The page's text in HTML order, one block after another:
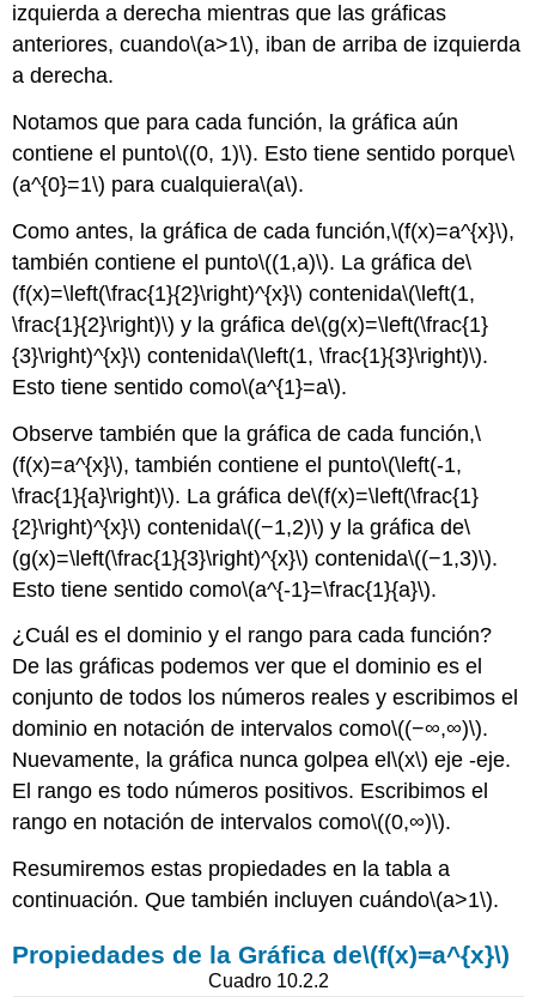
izquierda a derecha mientras que las gráficas
anteriores, cuando\(a>1\), iban de arriba de izquierda
a derecha.
Notamos que para cada función, la gráfica aún
contiene el punto\((0, 1)\). Esto tiene sentido porque\
(a^{0}=1\) para cualquiera\(a\).
Como antes, la gráfica de cada función,\(f(x)=a^{x}\),
también contiene el punto\((1,a)\). La gráfica de\
(f(x)=\left(\frac{1}{2}\right)^{x}\) contenida\(\left(1,
\frac{1}{2}\right)\) y la gráfica de\(g(x)=\left(\frac{1}
{3}\right)^{x}\) contenida\(\left(1, \frac{1}{3}\right)\).
Esto tiene sentido como\(a^{1}=a\).
Observe también que la gráfica de cada función,\
(f(x)=a^{x}\), también contiene el punto\(\left(-1,
\frac{1}{a}\right)\). La gráfica de\(f(x)=\left(\frac{1}
{2}\right)^{x}\) contenida\((−1,2)\) y la gráfica de\
(g(x)=\left(\frac{1}{3}\right)^{x}\) contenida\((−1,3)\).
Esto tiene sentido como\(a^{-1}=\frac{1}{a}\).
¿Cuál es el dominio y el rango para cada función?
De las gráficas podemos ver que el dominio es el
conjunto de todos los números reales y escribimos el
dominio en notación de intervalos como\((−∞,∞)\).
Nuevamente, la gráfica nunca golpea el\(x\) eje -eje.
El rango es todo números positivos. Escribimos el
rango en notación de intervalos como\((0,∞)\).
Resumiremos estas propiedades en la tabla a
continuación. Que también incluyen cuándo\(a>1\).
Propiedades de la Gráfica de\(f(x)=a^{x}\)
Cuadro 10.2.2